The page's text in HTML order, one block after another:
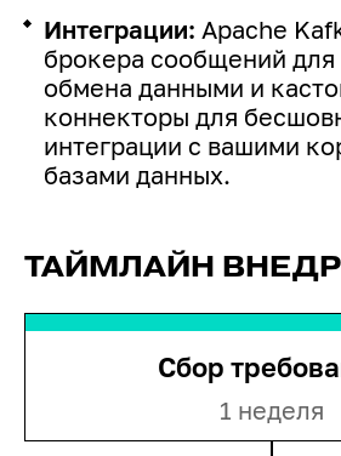
Интеграции: Apache
брокера сообщений для
обмена данными и
коннекторы для
интеграции с вашими
базами данных.
ТАЙМЛАЙН
Сбор
1 неделя